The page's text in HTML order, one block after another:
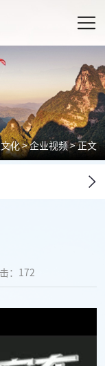
化>企业视频> 正文
： 172